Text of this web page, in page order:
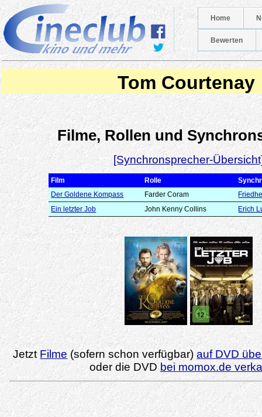
Home
Bewerten
Tom Courtenay
Filme, Rollen und
[Synchronsprecher-
Film Rolle
Der Goldene Kompass
Farder Coram
Ein letzter Job
John Kenny Collins Erich
Jetzt Filme (sofern schon verfügbar)auf DVD
oder die DVD bei momox.de